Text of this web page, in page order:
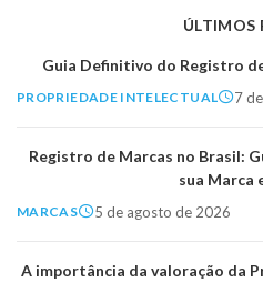
ÚLTIMOS
Guia Definitivo do Registro
PROPRIEDADE INTELECTUAL 7
Registro de Marcas no Brasil:
sua Marca
MARCAS 5 de agosto de 2026
A importância da valoração da